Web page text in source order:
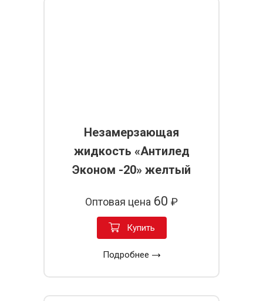
Незамерзающая
жидкость «Антилед
Эконом -20» желтый
Оптовая цена 60 ₽
Купить
Подробнее